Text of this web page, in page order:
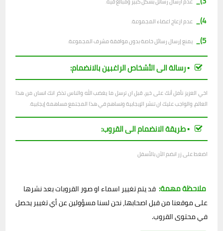
4)_ عدم ازعاج اعضاء المجموعة.
5)_ يمنع إرسال رسائل خاصة بدون موافقة مشرف المجموعة.
▪︎ رسالة الى الأشخاص الراغبين بالانضمام:
اخي العزيز نأمل أنك على خير، قبل ان ترسل ما يغضب الله والناس تذكر انك انسان من هذا
العالم، والواجب عليك ان تنشر الإيجابية وتساهم في هذا المجتمع مساهمة إيجابية.
▪︎ طريقة الانضمام الى القروب:
اضغط على زر انضم الآن بالأسفل
ملاحظة مهمة: قد يتم تغيير اسماء او صور القروبات بعد نشرها
على موقعنا من قبل اصحابها، نحن لسنا مسؤولين عن أي تغيير يحصل
في محتوى القروب.